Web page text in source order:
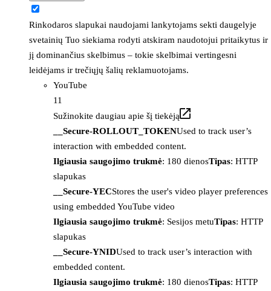
Rinkodaros slapukai naudojami lankytojams sekti daugelyje
svetainių Tuo siekiama rodyti atskiram naudotojui pritaikytus ir
jį dominančius skelbimus – tokie skelbimai vertingesni
leidėjams ir trečiųjų šalių reklamuotojams.
YouTube
11
Sužinokite daugiau apie šį tiekėją
__Secure-ROLLOUT_TOKENUsed to track user’s
interaction with embedded content.
Ilgiausia saugojimo trukmė: 180 dienosTipas: HTTP
slapukas
__Secure-YECStores the user's video player preferences
using embedded YouTube video
Ilgiausia saugojimo trukmė: Sesijos metuTipas: HTTP
slapukas
__Secure-YNIDUsed to track user’s interaction with
embedded content.
Ilgiausia saugojimo trukmė: 180 dienosTipas: HTTP